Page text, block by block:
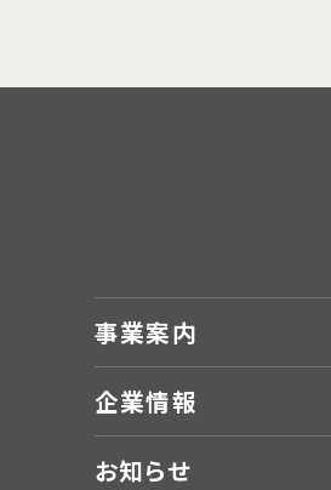
事業案内
企業情報
お知らせ